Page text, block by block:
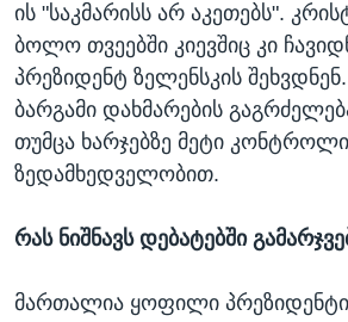
ის "საკმარისს არ აკეთებს".
ბოლო თვეებში კიევშიც კი
პრეზიდენტ ზელენსკის
ბარგამი დახმარების
თუმცა ხარჯებზე მეტი
ზედამხედველობით.
რას ნიშნავს დებატებში
მართალია ყოფილი პრეზიდენტი